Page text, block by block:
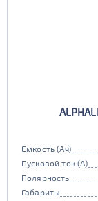
Емкость (Ач)
Пусковой ток (А)
Полярность
Габариты